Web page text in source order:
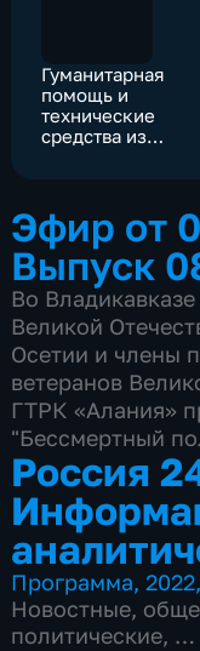
Гуманитарная
помощь и
технические
средства из
область
Эфир от
Выпуск
Во
Великой
Осетии и члены
ветеранов
ГТРК «Алания»
"Бессмертный
Россия
Программа,2022,
Новостные,
политические,